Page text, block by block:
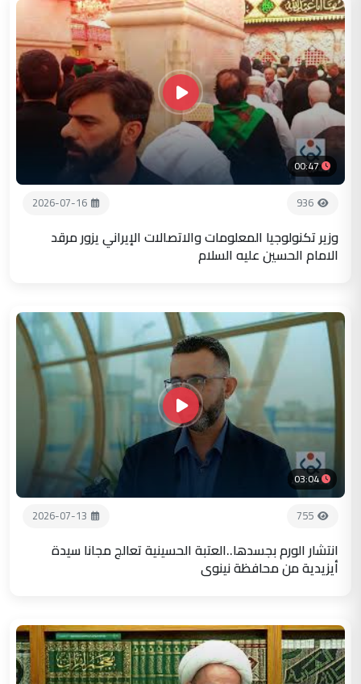
00:47
936
2026-07-16
وزير تكنولوجيا المعلومات والاتصالات الإيراني يزور مرقد
الامام الحسين عليه السلام
03:04
755
2026-07-13
انتشار الورم بجسدها..العتبة الحسينية تعالج مجانا سيدة
أيزيدية من محافظة نينوى